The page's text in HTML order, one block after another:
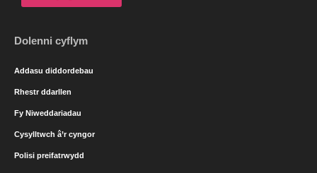
Dolenni cyflym
Addasu diddordebau
Rhestr ddarllen
Fy Niweddariadau
Cysylltwch â’r cyngor
Polisi preifatrwydd